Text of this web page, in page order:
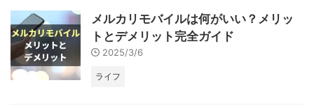
メルカリモバイルは何がいい？メリッ
トとデメリット完全ガイド
2025/3/6
ライフ